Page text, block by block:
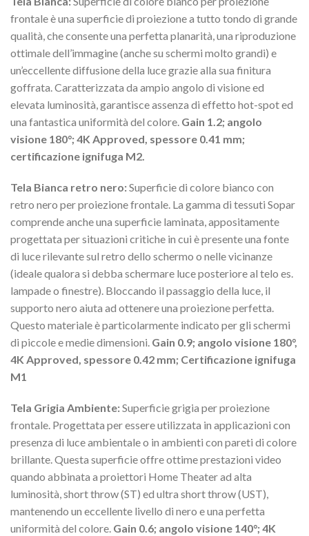
frontale è una superficie di proiezione a tutto tondo di grande
qualità, che consente una perfetta planarità, una riproduzione
ottimale dell’immagine (anche su schermi molto grandi) e
un’eccellente diffusione della luce grazie alla sua finitura
goffrata. Caratterizzata da ampio angolo di visione ed
elevata luminosità, garantisce assenza di effetto hot-spot ed
una fantastica uniformità del colore. Gain 1.2; angolo
visione 180°; 4K Approved, spessore 0.41 mm;
certificazione ignifuga M2.
Tela Bianca retro nero:Superficie di colore bianco con
retro nero per proiezione frontale. La gamma di tessuti Sopar
comprende anche una superficie laminata, appositamente
progettata per situazioni critiche in cui è presente una fonte
di luce rilevante sul retro dello schermo o nelle vicinanze
(ideale qualora si debba schermare luce posteriore al telo es.
lampade o finestre). Bloccando il passaggio della luce, il
supporto nero aiuta ad ottenere una proiezione perfetta.
Questo materiale è particolarmente indicato per gli schermi
di piccole e medie dimensioni. Gain 0.9; angolo visione 180°,
4K Approved, spessore 0.42 mm; Certificazione ignifuga
M1
Tela Grigia Ambiente:Superficie grigia per proiezione
frontale. Progettata per essere utilizzata in applicazioni con
presenza di luce ambientale o in ambienti con pareti di colore
brillante. Questa superficie offre ottime prestazioni video
quando abbinata a proiettori Home Theater ad alta
luminosità, short throw (ST) ed ultra short throw (UST),
mantenendo un eccellente livello di nero e una perfetta
uniformità del colore. Gain 0.6; angolo visione 140°; 4K